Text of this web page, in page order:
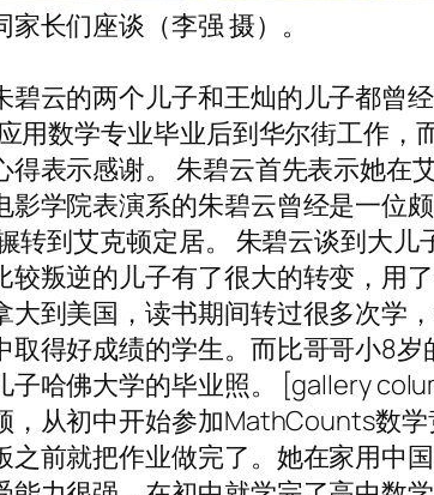
长们座谈（李强 摄）。
云的两个儿子和王灿的儿子都曾
用数学专业毕业后到华尔街工作
表示感谢。 朱碧云首先表示她
学院表演系的朱碧云曾经是一位
转到艾克顿定居。 朱碧云谈到大
叛逆的儿子有了很大的转变，用
到美国，读书期间转过很多次学
取得好成绩的学生。而比哥哥小8
哈佛大学的毕业照。 [gallery
，从初中开始参加MathCounts数
前就把作业做完了。她在家用中